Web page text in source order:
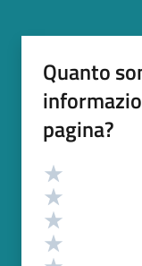
Quanto
pagina?
Valutazione